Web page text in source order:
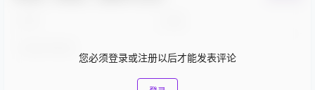
您必须登录或注册以后才能发表评论